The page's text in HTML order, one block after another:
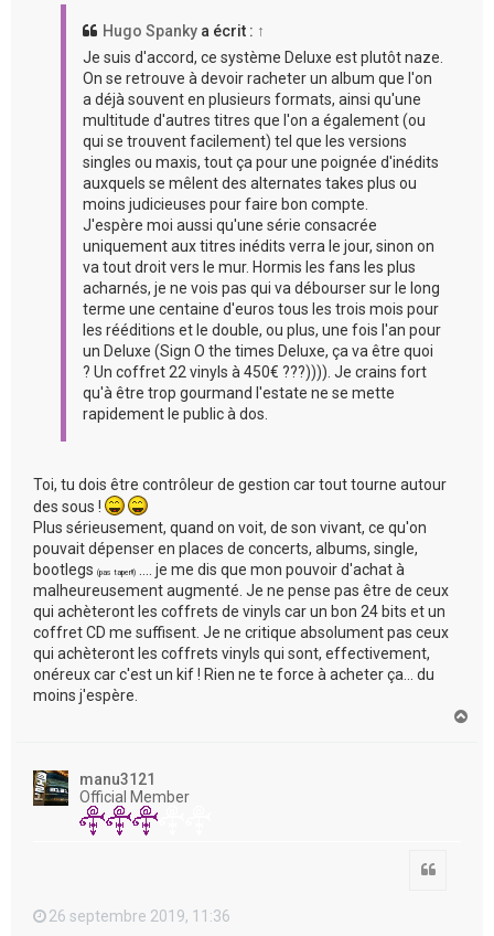
Hugo Spanky a écrit : ↑
Je suis d'accord, ce système Deluxe est plutôt naze.
On se retrouve à devoir racheter un album que l'on
a déjà souvent en plusieurs formats, ainsi qu'une
multitude d'autres titres que l'on a également (ou
qui se trouvent facilement) tel que les versions
singles ou maxis, tout ça pour une poignée d'inédits
auxquels se mêlent des alternates takes plus ou
moins judicieuses pour faire bon compte.
J'espère moi aussi qu'une série consacrée
uniquement aux titres inédits verra le jour, sinon on
va tout droit vers le mur. Hormis les fans les plus
acharnés, je ne vois pas qui va débourser sur le long
terme une centaine d'euros tous les trois mois pour
les rééditions et le double, ou plus, une fois l'an pour
un Deluxe (Sign O the times Deluxe, ça va être quoi
? Un coffret 22 vinyls à 450€ ???)))). Je crains fort
qu'à être trop gourmand l'estate ne se mette
rapidement le public à dos.
Toi, tu dois être contrôleur de gestion car tout tourne autour
des sous !
Plus sérieusement, quand on voit, de son vivant, ce qu'on
pouvait dépenser en places de concerts, albums, single,
bootlegs (pas taper!!)
.... je me dis que mon pouvoir d'achat à
malheureusement augmenté. Je ne pense pas être de ceux
qui achèteront les coffrets de vinyls car un bon 24 bits et un
coffret CD me suffisent. Je ne critique absolument pas ceux
qui achèteront les coffrets vinyls qui sont, effectivement,
onéreux car c'est un kif ! Rien ne te force à acheter ça... du
moins j'espère.
manu3121
Official Member
26 septembre 2019, 11:36